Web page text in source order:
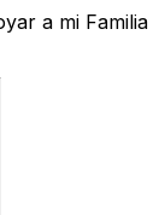
a mi Familia